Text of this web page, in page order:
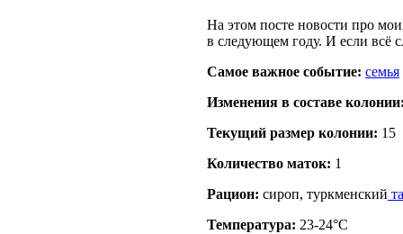
На этом посте новости про
в следующем году. И если всё
Самое важное событие: семья
Изменения в составе
Текущий размер кoлонии: 15
Количество маток: 1
Рацион: сироп, туркменский
Температура: 23-24°C